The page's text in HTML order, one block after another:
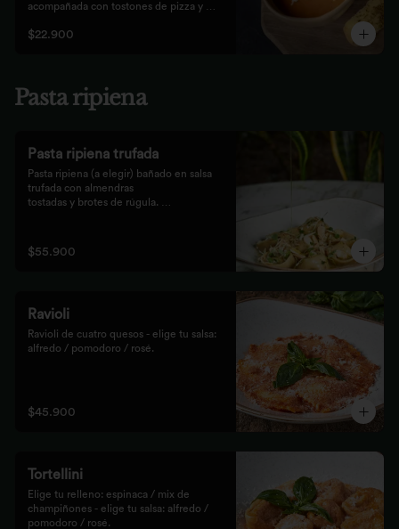
acompañada con tostones de pizza y
$22.900
Pasta ripiena
Pasta ripiena trufada
Pasta ripiena (a elegir) bañado en salsa
trufada con almendras
tostadas y brotes de rúgula.
$55.900
Ravioli
Ravioli de cuatro quesos - elige tu salsa:
alfredo / pomodoro / rosé.
$45.900
Tortellini
Elige tu relleno: espinaca / mix de
champiñones - elige tu salsa: alfredo /
pomodoro / rosé.